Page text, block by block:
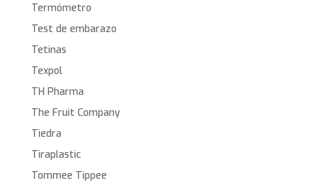
Termómetro
Test de embarazo
Tetinas
Texpol
TH Pharma
The Fruit Company
Tiedra
Tiraplastic
Tommee Tippee